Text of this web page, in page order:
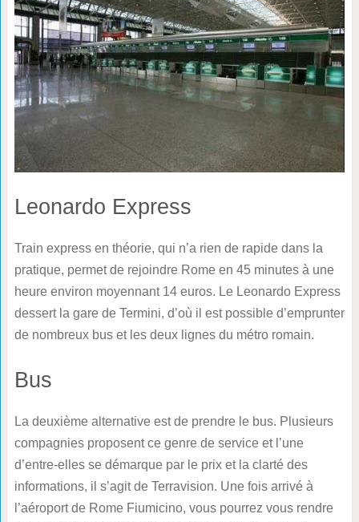
Leonardo Express
Train express en théorie, qui n’a rien de rapide dans la
pratique, permet de rejoindre Rome en 45 minutes à une
heure environ moyennant 14 euros. Le Leonardo Express
dessert la gare de Termini, d’où il est possible d’emprunter
de nombreux bus et les deux lignes du métro romain.
Bus
La deuxième alternative est de prendre le bus. Plusieurs
compagnies proposent ce genre de service et l’une
d’entre-elles se démarque par le prix et la clarté des
informations, il s’agit de Terravision. Une fois arrivé à
l’aéroport de Rome Fiumicino, vous pourrez vous rendre